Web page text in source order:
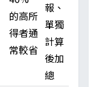
的高所
得者通
常較省
報、
單獨
計算
後加
總